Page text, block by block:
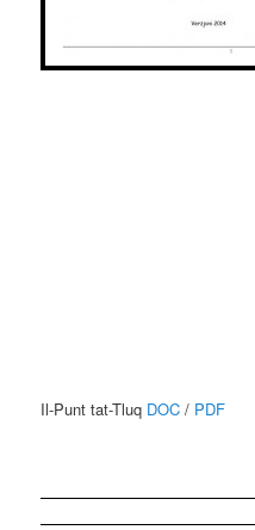
Il-Punt tat-Tluq DOC / PDF